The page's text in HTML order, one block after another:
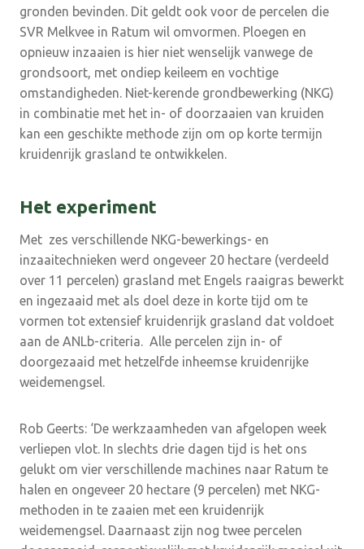
gronden bevinden. Dit geldt ook voor de percelen die
SVR Melkvee in Ratum wil omvormen. Ploegen en
opnieuw inzaaien is hier niet wenselijk vanwege de
grondsoort, met ondiep keileem en vochtige
omstandigheden. Niet-kerende grondbewerking (NKG)
in combinatie met het in- of doorzaaien van kruiden
kan een geschikte methode zijn om op korte termijn
kruidenrijk grasland te ontwikkelen.
Het experiment
Met zes verschillende NKG-bewerkings- en
inzaaitechnieken werd ongeveer 20 hectare (verdeeld
over 11 percelen) grasland met Engels raaigras bewerkt
en ingezaaid met als doel deze in korte tijd om te
vormen tot extensief kruidenrijk grasland dat voldoet
aan de ANLb-criteria. Alle percelen zijn in- of
doorgezaaid met hetzelfde inheemse kruidenrijke
weidemengsel.
Rob Geerts: ‘De werkzaamheden van afgelopen week
verliepen vlot. In slechts drie dagen tijd is het ons
gelukt om vier verschillende machines naar Ratum te
halen en ongeveer 20 hectare (9 percelen) met NKG-
methoden in te zaaien met een kruidenrijk
weidemengsel. Daarnaast zijn nog twee percelen